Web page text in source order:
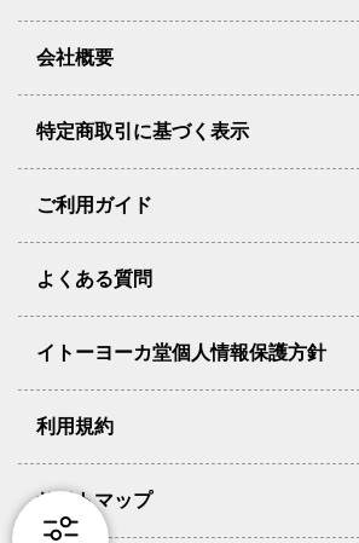
会社概要
特定商取引に基づく表示
ご利用ガイド
よくある質問
イトーヨーカ堂個人情報保護方針
利用規約
サイトマップ